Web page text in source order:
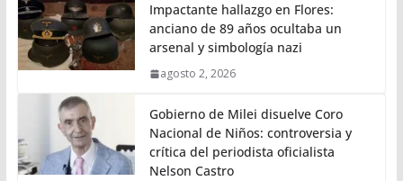
Impactante hallazgo en Flores:
anciano de 89 años ocultaba un
arsenal y simbología nazi
agosto 2, 2026
Gobierno de Milei disuelve Coro
Nacional de Niños: controversia y
crítica del periodista oficialista
Nelson Castro